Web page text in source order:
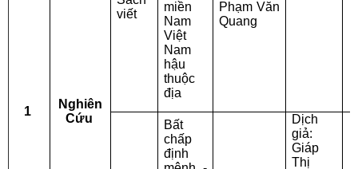
1
Nghiên
Cứu
viết
miền
Nam
Việt
Nam
hậu
thuộc
địa
Phạm Văn
Quang
Bất
chấp
định
Dịch
giả:
Giáp
Thị